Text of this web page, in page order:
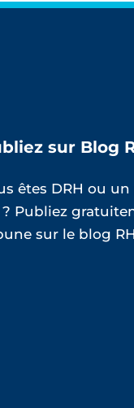
sur Blog
êtes DRH ou
? Publiez
sur le blog